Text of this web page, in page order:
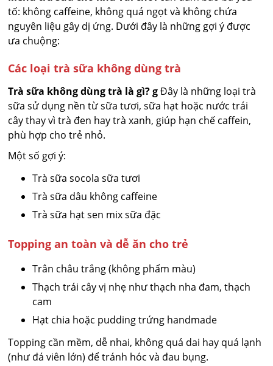
tố: không caffeine, không quá ngọt và không chứa
nguyên liệu gây dị ứng. Dưới đây là những gợi ý được
ưa chuộng:
Các loại trà sữa không dùng trà
Trà sữa không dùng trà là gì?gĐây là những loại trà
sữa sử dụng nền từ sữa tươi, sữa hạt hoặc nước trái
cây thay vì trà đen hay trà xanh, giúp hạn chế caffein,
phù hợp cho trẻ nhỏ.
Một số gợi ý:
Trà sữa socola sữa tươi
Trà sữa dâu không caffeine
Trà sữa hạt sen mix sữa đặc
Topping an toàn và dễ ăn cho trẻ
Trân châu trắng (không phẩm màu)
Thạch trái cây vị nhẹ như thạch nha đam, thạch
cam
Hạt chia hoặc pudding trứng handmade
Topping cần mềm, dễ nhai, không quá dai hay quá lạnh
(như đá viên lớn) để tránh hóc và đau bụng.